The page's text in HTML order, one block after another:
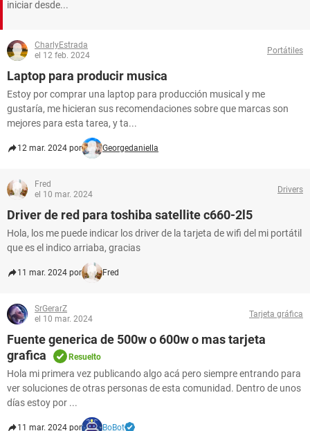
iniciar desde...
CharlyEstrada
el 12 feb. 2024
Portátiles
Laptop para producir musica
Estoy por comprar una laptop para producción musical y me
gustaría, me hicieran sus recomendaciones sobre que marcas son
mejores para esta tarea, y ta...
12 mar. 2024 por Georgedaniella
Fred
el 10 mar. 2024
Drivers
Driver de red para toshiba satellite c660-2l5
Hola, los me puede indicar los driver de la tarjeta de wifi del mi portátil
que es el indico arriaba, gracias
11 mar. 2024 por Fred
SrGerarZ
el 10 mar. 2024
Tarjeta gráfica
Fuente generica de 500w o 600w o mas tarjeta
grafica
Resuelto
Hola mi primera vez publicando algo acá pero siempre entrando para
ver soluciones de otras personas de esta comunidad. Dentro de unos
días estoy por ...
11 mar. 2024 por BoBot